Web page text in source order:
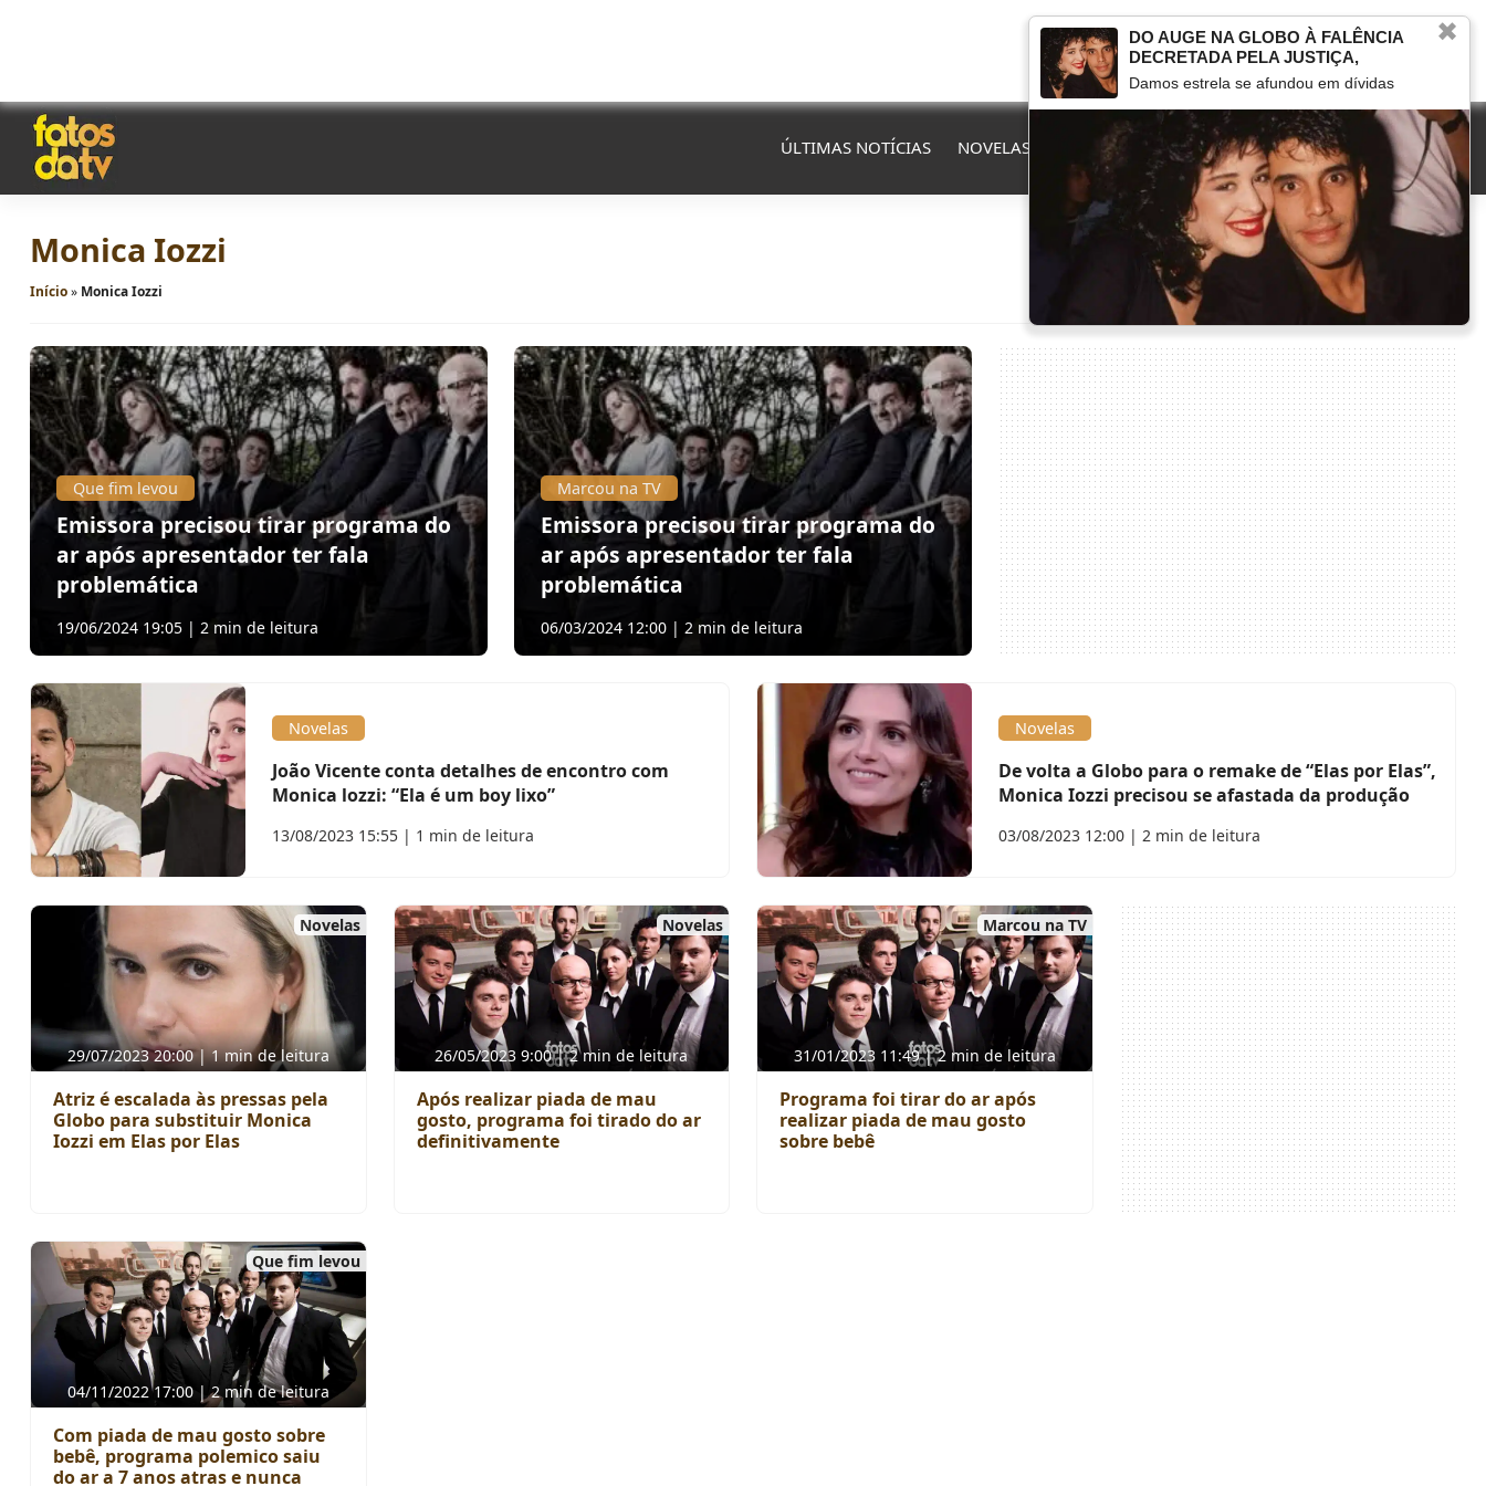
ÚLTIMAS NOTÍCIAS NOVELAS QUE FIM LEVOU MARCOU NA TV HERANÇAS
Monica Iozzi
Início» Monica Iozzi
Que fim levou
Emissora precisou tirar programa do
ar após apresentador ter fala
problemática
19/06/2024 19:05 | 2 min de leitura
Marcou na TV
Emissora precisou tirar programa do
ar após apresentador ter fala
problemática
06/03/2024 12:00 | 2 min de leitura
Novelas
João Vicente conta detalhes de encontro com
Monica lozzi: “Ela é um boy lixo”
13/08/2023 15:55 | 1 min de leitura
Novelas
De volta a Globo para o remake de “Elas por Elas”,
Monica Iozzi precisou se afastada da produção
03/08/2023 12:00 | 2 min de leitura
Novelas
29/07/2023 20:00 | 1 min de leitura
Atriz é escalada às pressas pela
Globo para substituir Monica
Iozzi em Elas por Elas
Novelas
26/05/2023 9:00 | 2 min de leitura
Após realizar piada de mau
gosto, programa foi tirado do ar
definitivamente
Marcou na TV
31/01/2023 11:49 | 2 min de leitura
Programa foi tirar do ar após
realizar piada de mau gosto
sobre bebê
Que fim levou
04/11/2022 17:00 | 2 min de leitura
Com piada de mau gosto sobre
bebê, programa polemico saiu
do ar a 7 anos atras e nunca
✖
DO AUGE NA GLOBO À FALÊNCIA
DECRETADA PELA JUSTIÇA,
Damos estrela se afundou em dívidas